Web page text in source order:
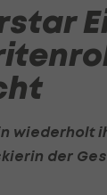
wiederholt
der